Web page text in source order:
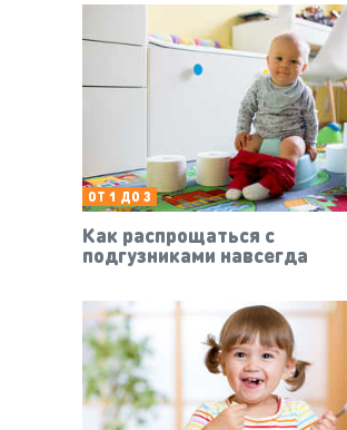
ОТ 1 ДО 3
Как распрощаться с
подгузниками навсегда